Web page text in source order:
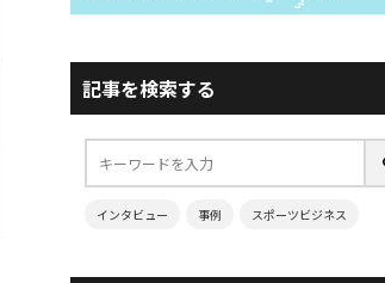
記事を検索する
インタビュー 事例 スポーツビジネス